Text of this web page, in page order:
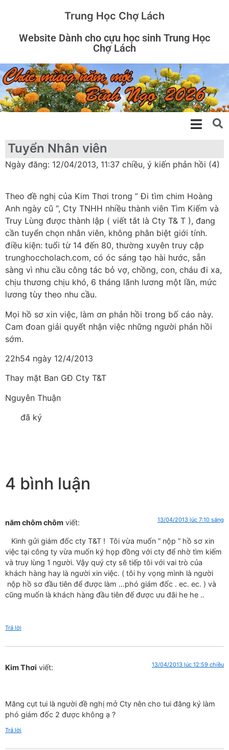
Trung Học Chợ Lách
Website Dành cho cựu học sinh Trung Học
Chợ Lách
Tuyển Nhân viên
Ngày đăng: 12/04/2013, 11:37 chiều, ý kiến phản hồi (4)
Theo đề nghị của Kim Thơi trong ” Đi tìm chim Hoàng
Anh ngày cũ “, Cty TNHH nhiều thành viên Tìm Kiếm và
Truy Lùng được thành lập ( viết tắt là Cty T& T ), đang
cần tuyển chọn nhân viên, không phân biệt giới tính.
điều kiện: tuổi từ 14 đến 80, thường xuyên truy cập
trunghoccholach.com, có óc sáng tạo hài hước, sẵn
sàng vì nhu cầu công tác bỏ vợ, chồng, con, cháu đi xa,
chịu thương chịu khó, 6 tháng lãnh lương một lần, mức
lương tùy theo nhu cầu.
Mọi hồ sơ xin việc, làm ơn phản hồi trong bố cáo này.
Cam đoan giải quyết nhận việc những người phản hồi
sớm.
22h54 ngày 12/4/2013
Thay mặt Ban GĐ Cty T&T
Nguyễn Thuận
đã ký
4 bình luận
năm chôm chôm viết: 13/04/2013 lúc 7:10 sáng
Kinh gửi giám đốc cty T&T ! Tôi vừa muốn ” nộp ” hồ sơ xin
việc tại công ty vừa muốn ký họp đồng với cty để nhờ tìm kiếm
và truy lùng 1 người. Vậy quý cty sẽ tiếp tôi với vai trò của
khách hàng hay là người xin việc. ( tôi hy vọng mình là người
nộp hồ sơ đầu tiên để được làm …phó giám đốc . ec. ec. ) và
cũng muốn là khách hàng đầu tiên để được ưu đãi he he ..
Trả lời
Kim Thơi viết: 13/04/2013 lúc 12:59 chiều
Măng cụt tui là người đề nghị mở Cty nên cho tui đăng ký làm
phó giám đốc 2 được không ạ ?
Trả lời